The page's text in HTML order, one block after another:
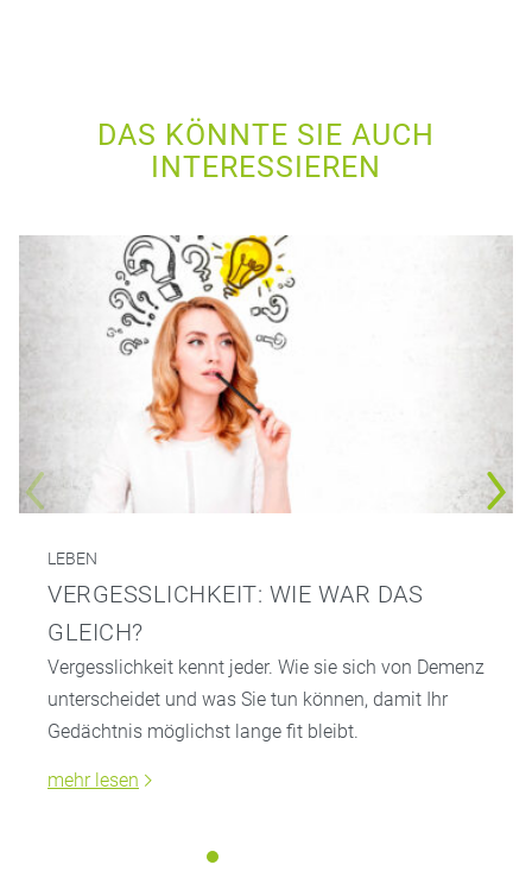
DAS KÖNNTE SIE AUCH
INTERESSIEREN
LEBEN
VERGESSLICHKEIT: WIE WAR DAS
GLEICH?
Vergesslichkeit kennt jeder. Wie sie sich von Demenz
unterscheidet und was Sie tun können, damit Ihr
Gedächtnis möglichst lange fit bleibt.
mehr lesen